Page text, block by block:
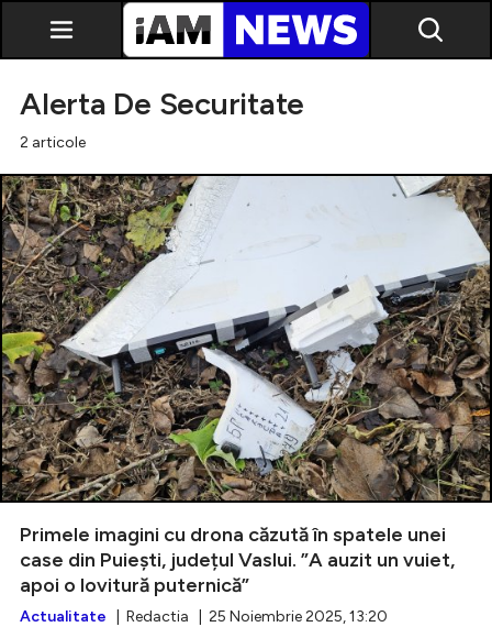
Exclusiv
Intră în cont
Alerta De Securitate
2 articole
Primele imagini cu drona căzută în spatele unei
case din Puiești, județul Vaslui. ”A auzit un vuiet,
apoi o lovitură puternică”
Actualitate | Redactia | 25 Noiembrie 2025, 13:20